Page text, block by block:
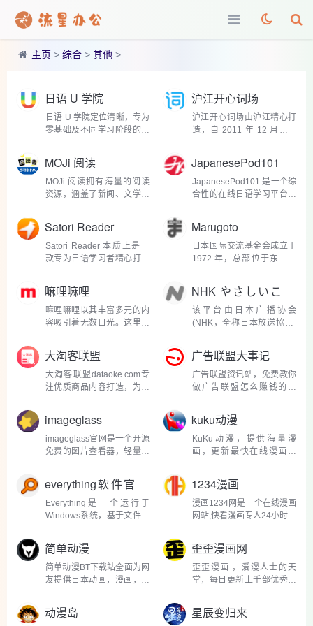
主页 > 综合 > 其他 >
日语 U 学院
日语 U 学院定位清晰，专为
零基础及不同学习阶段的日
集多种学习功能于一体的综
合性学习应用。其功能设计
丰富且实用，涵盖了日语学
习的各个关键环节。...
沪江开心词场
沪江开心词场由沪江精心打
造，自 2011 年 12 月安卓
后，Web 版、iOS 版相继推
出，不断拓展用户群体，至
今已拥有海量活跃用户。其
MOJi 阅读
MOJi 阅读拥有海量的阅读
资源，涵盖了新闻、文学、
大权威媒体的时事报道，从
政治经济动态到文化娱乐资
讯，应有尽有。学习者...
JapanesePod101
JapanesePod101 是一个综
合性的在线日语学习平台，
新的方式让日语学习变得轻
松愉悦。其课程体系极为丰
富多样，涵盖了从零基础
Satori Reader
Satori Reader 本质上是一
款专为日语学习者精心打造
多样的日语原文阅读材料为
核心，涵盖了新闻资讯、文
学作品、博客文章、科普知
识等多种类型。这些阅读...
Marugoto
日本国际交流基金会成立于
1972 年，总部位于东京，
际文化交流领域，推动日本
与世界各国人民之间的相互
理解与友好关系。多年...
嘛哩嘛哩
嘛哩嘛哩以其丰富多元的内
容吸引着无数目光。这里既
事，主角们怀揣梦想，在神
秘的异世界中披荆斩棘，与
强大的敌人展开激烈对决，
每一场战斗都让人热血...
NHK やさしいこ
とばニュース
该平台由日本广播协会
(NHK，全称日本放送協会)
外国人和儿童，以尽可能简
单的日语传递新闻资讯。
NHK 作为日本颇具影响力的
媒体机构，一直致力于文化
大淘客联盟
大淘客联盟dataoke.com专
注优质商品内容打造，为广
着专注单品、极致转化的使
命，提供业务包括领券优惠
精选、鹊桥精选，以及淘
广告联盟大事记
广告联盟资讯站，免费教你
做广告联盟怎么赚钱的技
站专注点击广告联盟赚钱和
广告联盟评测，为站长赚钱
提供重要的参考意见...
imageglass
imageglass官网是一个开源
免费的图片查看器，轻量化
速度很快，访问此站可能需
要梯子哦，感兴趣的朋友可
以试试，可以尝试
imageglass开源项目。
kuku动漫
KuKu动漫，提供海量漫
画，更新最快在线漫画欣
动平台。 Kuku 动漫以其丰
富多样的动漫资源库而闻名
遐迩。无论是热血激昂的少
年战斗番，如《火影忍者》
everything软件官
网
Everything是一个运行于
Windows系统，基于文件、
擎。Everything在搜索之前
就会把所用的文件和文件夹
都列出来，这一点与
Windows自带的搜索系统不
1234漫画
漫画1234网是一个在线漫画
网站,快看漫画专人24小时不
漫画，扶摇皇后漫画，兽王
的专宠漫画，三生三世十里
桃花漫画在线看漫画就到漫
画1234网! 漫画 1234 拥...
简单动漫
简单动漫BT下载站全面为网
友提供日本动画，漫画，电
等优质资源的BT下载服务。
对于动漫迷来说，这个下载
歪歪漫画网
歪歪漫画 ，爱漫人士的天
堂，每日更新上千部优秀动
画网。 歪歪漫画网的魅力首
先体现在其丰富多样的漫画
动漫岛 星辰变归来